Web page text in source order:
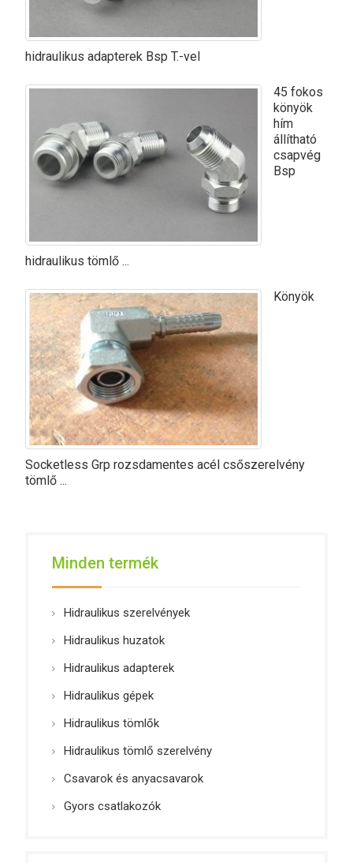
hidraulikus adapterek Bsp T.-vel
45 fokos
könyök
hím
állítható
csapvég
Bsp
hidraulikus tömlő ...
Könyök
Socketless Grp rozsdamentes acél csőszerelvény
tömlő ...
Minden termék
Hidraulikus szerelvények
Hidraulikus huzatok
Hidraulikus adapterek
Hidraulikus gépek
Hidraulikus tömlők
Hidraulikus tömlő szerelvény
Csavarok és anyacsavarok
Gyors csatlakozók